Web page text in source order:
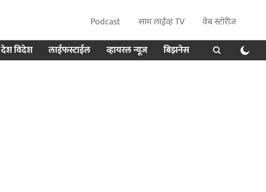
Podcast साम लाईव्ह TV
वेब स्टोरीज
देश विदेश लाईफस्टाईल व्हायरल न्यूज बिझनेस